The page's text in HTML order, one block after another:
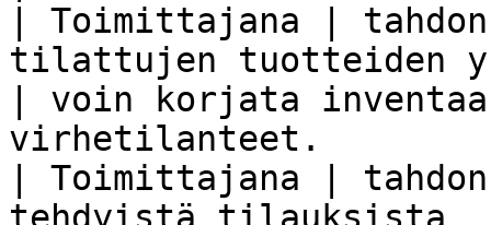
| Toimittajana | tahdon
tilattujen tuotteiden
| voin korjata
virhetilanteet.
| Toimittajana |